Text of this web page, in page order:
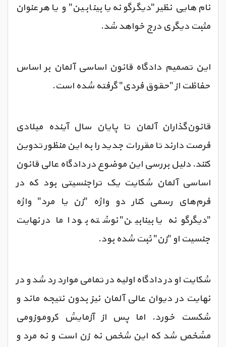
نام‌هایی نظیر "دیگرگونه یا بینابین" و یا هر عنوان
مثبت دیگری درج خواهد شد.
این تصمیم دادگاه قانون اساسی آلمان بر اساس
حفاظت از "حقوق فردی" گرفته شده است.
قانون‌گذاران آلمان تا پایان سال آینده میلادی
فرصت دارند تا مقررات جدید را به این منظور تدوین
کنند. دلیل بررسی این موضوع در دادگاه عالی قانون
اساسی آلمان شکایت یک تراجنسیتی بود که در
فرم‌های رسمی کنار دو واژه "زن یا مرد" واژه
"دیگرگونه یا بینابین" نوشته بود اما در نهایت
جنسیت او "زن" ثبت شده بود.
شکایت او در دادگاه اولیه در تمامی موارد رد شد و در
نهایت در دیوان عالی آلمان نیز بدون نتیجه ماند و
شکست خورد. اما پس از آزمایش کروموزومی
مشخص شد که این شخص نه زن است و نه مرد و